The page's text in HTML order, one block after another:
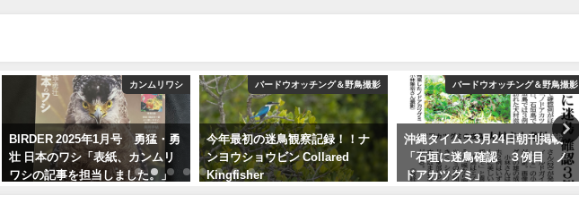
カンムリワシ
BIRDER 2025年1月号 勇猛・勇
壮 日本のワシ「表紙、カンムリ
ワシの記事を担当しました。」
バードウオッチング＆野鳥撮影
今年最初の迷鳥観察記録！！ナ
ンヨウショウビン Collared
Kingfisher
バードウオッチング＆野鳥撮影
沖縄タイムス3月24日朝刊掲載
「石垣に迷鳥確認 ３例目 ノ
ドアカツグミ」